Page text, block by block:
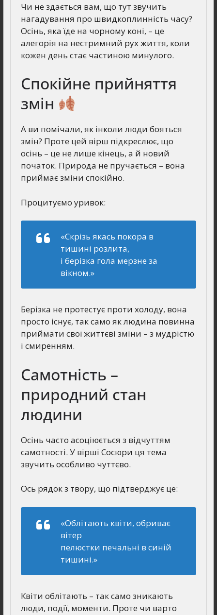
Чи не здається вам, що тут звучить
нагадування про швидкоплинність часу?
Осінь, яка їде на чорному коні, – це
алегорія на нестримний рух життя, коли
кожен день стає частиною минулого.
Спокійне прийняття
змін
А ви помічали, як інколи люди бояться
змін? Проте цей вірш підкреслює, що
осінь – це не лише кінець, а й новий
початок. Природа не пручається – вона
приймає зміни спокійно.
Процитуємо уривок:
«Скрізь якась покора в
тишині розлита,
і берізка гола мерзне за
вікном.»
Берізка не протестує проти холоду, вона
просто існує, так само як людина повинна
приймати свої життєві зміни – з мудрістю
і смиренням.
Самотність –
природний стан
людини
Осінь часто асоціюється з відчуттям
самотності. У вірші Сосюри ця тема
звучить особливо чуттєво.
Ось рядок з твору, що підтверджує це:
«Облітають квіти, обриває
вітер
пелюстки печальні в синій
тишині.»
Квіти облітають – так само зникають
люди, події, моменти. Проте чи варто